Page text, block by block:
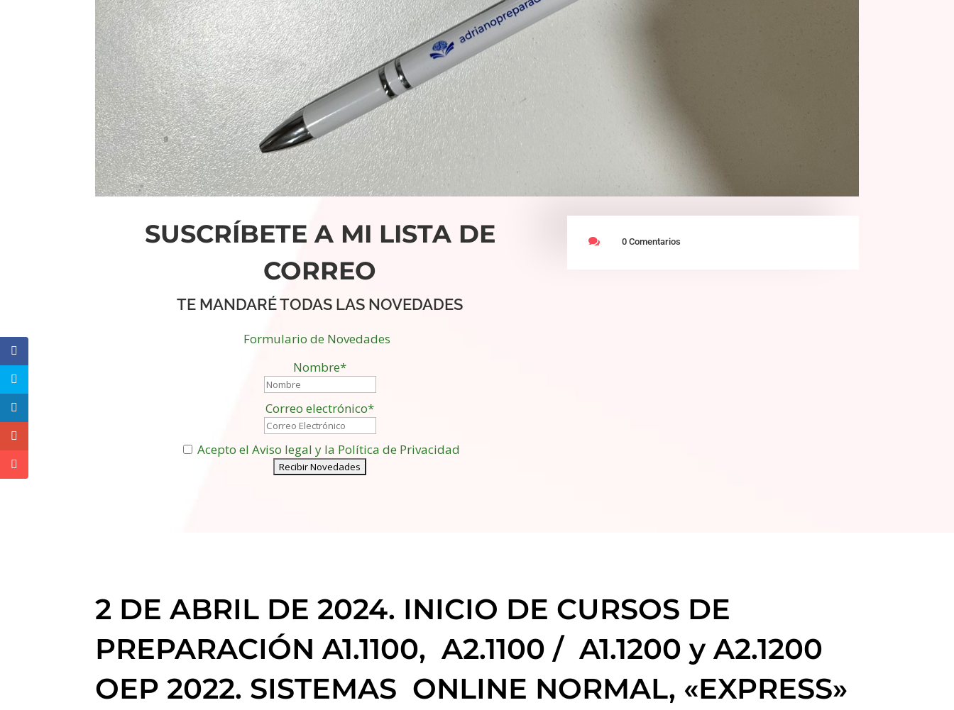
SUSCRÍBETE A MI LISTA DE
CORREO
TE MANDARÉ TODAS LAS NOVEDADES
Formulario de Novedades
Nombre*
Correo electrónico*
Acepto el Aviso legal y la Política de Privacidad
 0 Comentarios
2 DE ABRIL DE 2024. INICIO DE CURSOS DE
PREPARACIÓN A1.1100, A2.1100 / A1.1200 y A2.1200
OEP 2022. SISTEMAS ONLINE NORMAL, «EXPRESS»